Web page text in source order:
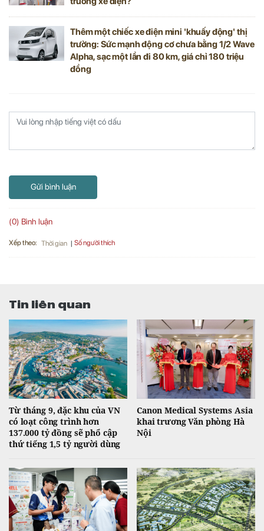
Thêm một chiếc xe điện mini 'khuấy động' thị
trường: Sức mạnh động cơ chưa bằng 1/2 Wave
Alpha, sạc một lần đi 80 km, giá chỉ 180 triệu
đồng
Gửi bình luận
(0) Bình luận
Xếp theo: Thời gian Số người thích
Tin liên quan
Từ tháng 9, đặc khu của VN
có loạt công trình hơn
137.000 tỷ đồng sẽ phổ cập
thứ tiếng 1,5 tỷ người dùng
Canon Medical Systems Asia
khai trương Văn phòng Hà
Nội